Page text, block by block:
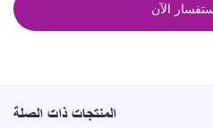
الآن
المنتجات ذات الصلة